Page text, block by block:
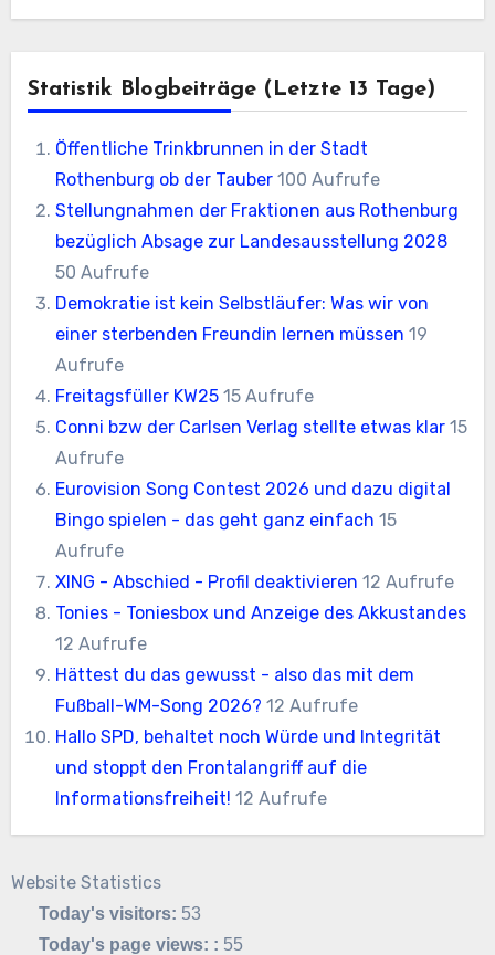
Statistik Blogbeiträge (letzte 13 Tage)
Öffentliche Trinkbrunnen in der Stadt
Rothenburg ob der Tauber 100 Aufrufe
Stellungnahmen der Fraktionen aus Rothenburg
bezüglich Absage zur Landesausstellung 2028
50 Aufrufe
Demokratie ist kein Selbstläufer: Was wir von
einer sterbenden Freundin lernen müssen 19
Aufrufe
Freitagsfüller KW25 15 Aufrufe
Conni bzw der Carlsen Verlag stellte etwas klar 15
Aufrufe
Eurovision Song Contest 2026 und dazu digital
Bingo spielen - das geht ganz einfach 15
Aufrufe
XING - Abschied - Profil deaktivieren 12 Aufrufe
Tonies - Toniesbox und Anzeige des Akkustandes
12 Aufrufe
Hättest du das gewusst - also das mit dem
Fußball-WM-Song 2026? 12 Aufrufe
Hallo SPD, behaltet noch Würde und Integrität
und stoppt den Frontalangriff auf die
Informationsfreiheit! 12 Aufrufe
Website Statistics
Today's visitors: 53
Today's page views: : 55